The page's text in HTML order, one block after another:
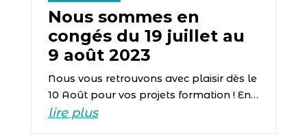
Nous sommes en
congés du 19 juillet au
9 août 2023
Nous vous retrouvons avec plaisir dès le
10 Août pour vos projets formation ! En…
lire plus